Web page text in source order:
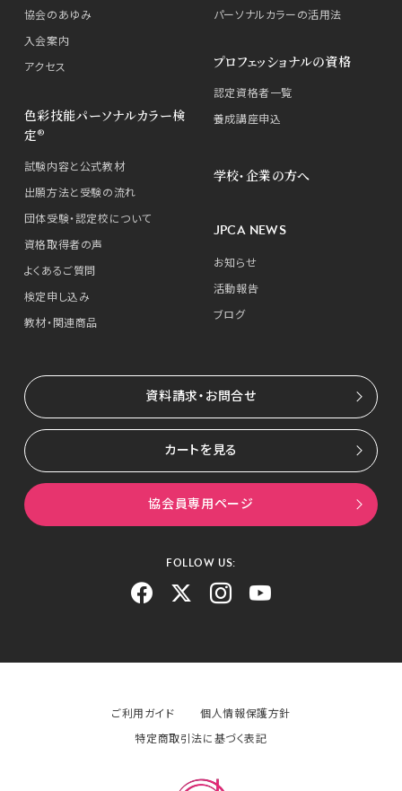
協会のあゆみ
入会案内
アクセス
パーソナルカラーの活用法
色彩技能パーソナルカラー検
定®
試験内容と公式教材
出願方法と受験の流れ
団体受験・認定校について
資格取得者の声
よくあるご質問
検定申し込み
教材・関連商品
プロフェッショナルの資格
認定資格者一覧
養成講座申込
学校・企業の方へ
JPCA NEWS
お知らせ
活動報告
ブログ
資料請求・お問合せ
カートを見る
協会員専用ページ
FOLLOW US:
ご利用ガイド
個人情報保護方針
特定商取引法に基づく表記